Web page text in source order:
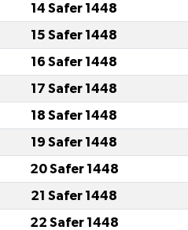
14 Safer 1448
15 Safer 1448
16 Safer 1448
17 Safer 1448
18 Safer 1448
19 Safer 1448
20 Safer 1448
21 Safer 1448
22 Safer 1448